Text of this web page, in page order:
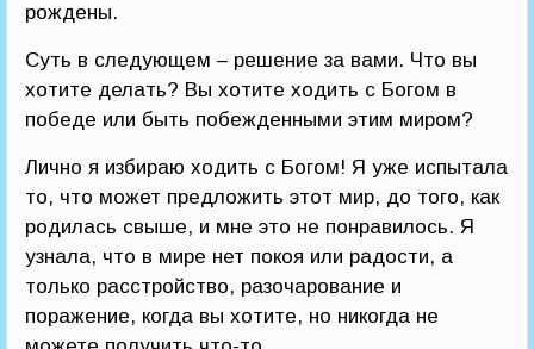
рождены.
Суть в следующем – решение за вами. Что вы
хотите делать? Вы хотите ходить с Богом в
победе или быть побежденными этим миром?
Лично я избираю ходить с Богом! Я уже испытала
то, что может предложить этот мир, до того, как
родилась свыше, и мне это не понравилось. Я
узнала, что в мире нет покоя или радости, а
только расстройство, разочарование и
поражение, когда вы хотите, но никогда не